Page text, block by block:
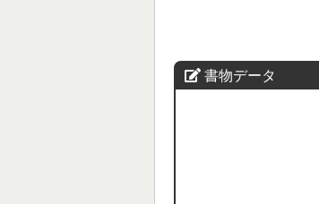
書物データ